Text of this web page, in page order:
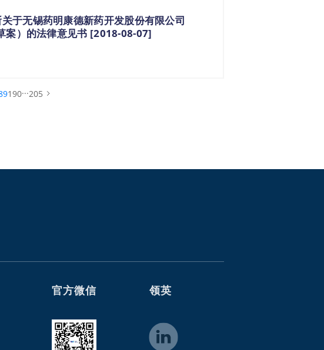
于无锡药明康德新药开发股份有限公司
案）的法律意见书 [2018-08-07]
190...205
官方微信 领英